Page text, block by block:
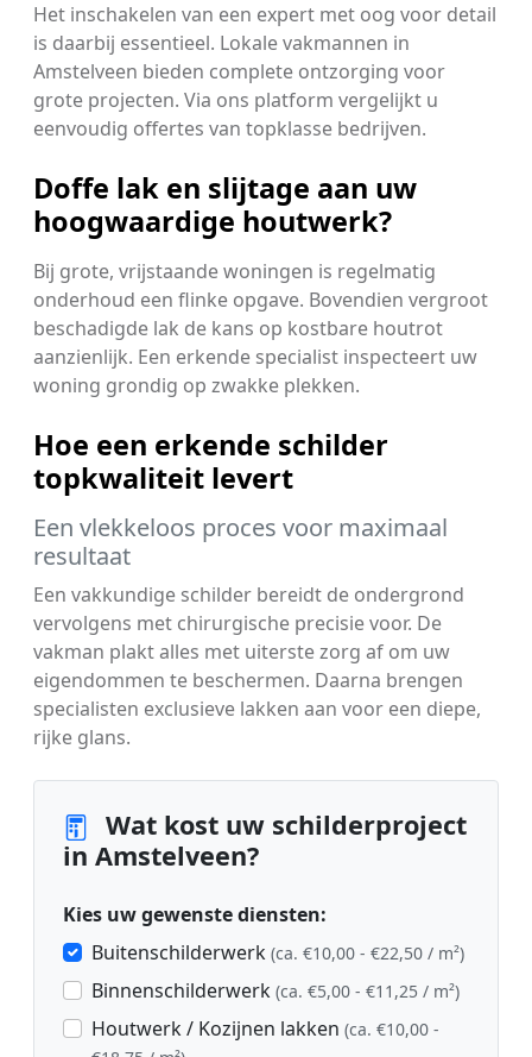
Het inschakelen van een expert met oog voor detail
is daarbij essentieel. Lokale vakmannen in
Amstelveen bieden complete ontzorging voor
grote projecten. Via ons platform vergelijkt u
eenvoudig offertes van topklasse bedrijven.
Doffe lak en slijtage aan uw
hoogwaardige houtwerk?
Bij grote, vrijstaande woningen is regelmatig
onderhoud een flinke opgave. Bovendien vergroot
beschadigde lak de kans op kostbare houtrot
aanzienlijk. Een erkende specialist inspecteert uw
woning grondig op zwakke plekken.
Hoe een erkende schilder
topkwaliteit levert
Een vlekkeloos proces voor maximaal
resultaat
Een vakkundige schilder bereidt de ondergrond
vervolgens met chirurgische precisie voor. De
vakman plakt alles met uiterste zorg af om uw
eigendommen te beschermen. Daarna brengen
specialisten exclusieve lakken aan voor een diepe,
rijke glans.
Wat kost uw schilderproject
in Amstelveen?
Kies uw gewenste diensten:
Buitenschilderwerk (ca. €10,00 - €22,50 / m²)
Binnenschilderwerk (ca. €5,00 - €11,25 / m²)
Houtwerk / Kozijnen lakken (ca. €10,00 -